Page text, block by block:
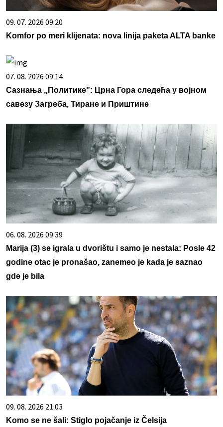
09. 07. 2026 09:20
Komfor po meri klijenata: nova linija paketa ALTA banke
07. 08. 2026 09:14
Сазнања „Политике”: Црна Гора следећа у војном
савезу Загреба, Тиране и Приштине
06. 08. 2026 09:39
Marija (3) se igrala u dvorištu i samo je nestala: Posle 42
godine otac je pronašao, zanemeo je kada je saznao
gde je bila
09. 08. 2026 21:03
Komo se ne šali: Stiglo pojačanje iz Čelsija